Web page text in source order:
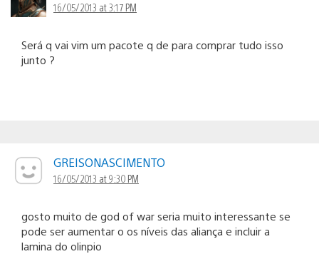
16/05/2013 at 3:17 PM
Será q vai vim um pacote q de para comprar tudo isso
junto ?
GREISONASCIMENTO
16/05/2013 at 9:30 PM
gosto muito de god of war seria muito interessante se
pode ser aumentar o os níveis das aliança e incluir a
lamina do olinpio